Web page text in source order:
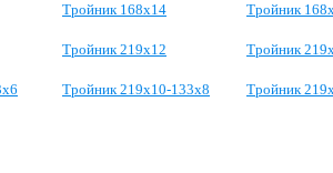
Тройник 168х14 Тройник
Тройник 219х12 Тройник
Тройник 219х10-133х8 Тройник